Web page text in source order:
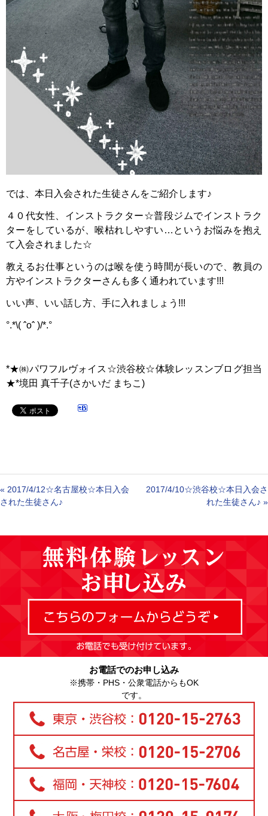
では、本日入会された生徒さんをご紹介します♪
４０代女性、インストラクター☆普段ジムでインストラク
ターをしているが、喉枯れしやすい…というお悩みを抱え
て入会されました☆
教えるお仕事というのは喉を使う時間が長いので、教員の
方やインストラクターさんも多く通われています!!!
いい声、いい話し方、手に入れましょう!!!
°.*\( ˆoˆ )/*.°
*★㈱パワフルヴォイス☆渋谷校☆体験レッスンブログ担当
★*境田 真千子(さかいだ まちこ)
« 2017/4/12☆名古屋校☆本日入会
された生徒さん♪
2017/4/10☆渋谷校☆本日入会さ
れた生徒さん♪ »
お電話でのお申し込み
※携帯・PHS・公衆電話からもOK
です。